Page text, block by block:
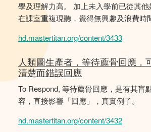
學及理解力高。 加上未入學前已從其他
在課室重複現聽，覺得無興趣及浪費時
hd.mastertitan.org/content/3433
人類圖生產者，等待薦骨回應，
清楚而錯誤回應
To Respond, 等待薦骨回應，是有其盲
容，直接影響「回應」，真實例子。
hd.mastertitan.org/content/3432